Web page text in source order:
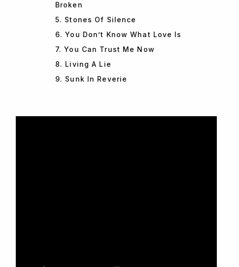
Broken
5. Stones Of Silence
6. You Don’t Know What Love Is
7. You Can Trust Me Now
8. Living A Lie
9. Sunk In Reverie